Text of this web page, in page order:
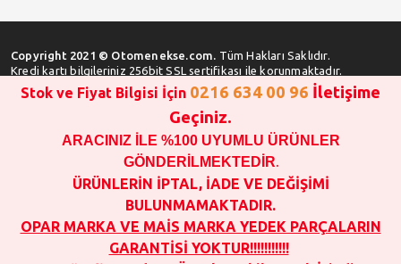
Copyright 2021 © Otomenekse.com. Tüm Hakları Saklıdır.
Kredi kartı bilgileriniz 256bit SSL sertifikası ile korunmaktadır.
SATIN ALMA İŞLEMİ YAPMADAN ÖNCE
STOK VE FİYAT BİLGİSİ ALINIZ !!!
1000 TL VE ÜSTÜ SİPARİŞ VERİLEBİLİR!!!
OPAR MARKA VE MAİS MARKA YEDEK PARÇALARIN
GARANTİSİ YOKTUR!!!!!!!!!!!
SATIN ALINAN ÜRÜNLERİN İPTAL, İADE VE DEĞİŞİMİ YOKTUR.
FOTOĞRAFLAR SADECE ÖRNEK TEŞKİL ETMEK İÇİNDİR.
Stok ve Fiyat Bilgisi İçin 0216 634 00 96 İletişime
Geçiniz.
ARACINIZ İLE %100 UYUMLU ÜRÜNLER
GÖNDERİLMEKTEDİR.
ÜRÜNLERİN İPTAL, İADE VE DEĞİŞİMİ
BULUNMAMAKTADIR.
OPAR MARKA VE MAİS MARKA YEDEK PARÇALARIN
GARANTİSİ YOKTUR!!!!!!!!!!!